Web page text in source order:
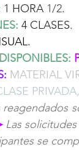
1 HORA 1/2.
4 CLASES.
MATERIAL
reagendados
Las
se